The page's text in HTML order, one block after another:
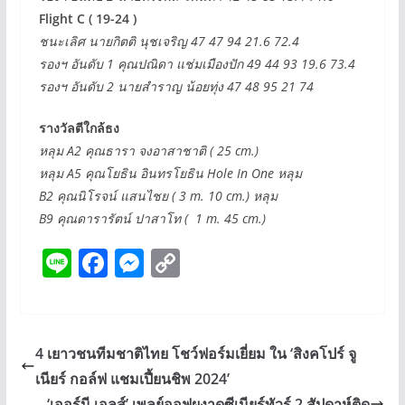
Flight C ( 19-24 )
ชนะเลิศ นายกิตติ นุชเจริญ 47 47 94 21.6 72.4
รองฯ อันดับ 1 คุณปณิดา แช่มเมืองปัก 49 44 93 19.6 73.4
รองฯ อันดับ 2 นายสำราญ น้อยทุ่ง 47 48 95 21 74
รางวัลตีใกล้ธง
หลุม A2 คุณธารา จงอาสาชาติ ( 25 cm.)
หลุม A5 คุณโยธิน อินทรโยธิน Hole In One หลุม
B2 คุณนิโรจน์ แสนไชย ( 3 m. 10 cm.) หลุม
B9 คุณดารารัตน์ ปาสาโท ( 1 m. 45 cm.)
Li
n
F
ac
b
o
M
e
e
n
C
y
Li
4 เยาวชนทีมชาติไทย โชว์ฟอร์มเยี่ยม ใน ‘สิงคโปร์ จู
เนียร์ กอล์ฟ แชมเปี้ยนชิพ 2024’